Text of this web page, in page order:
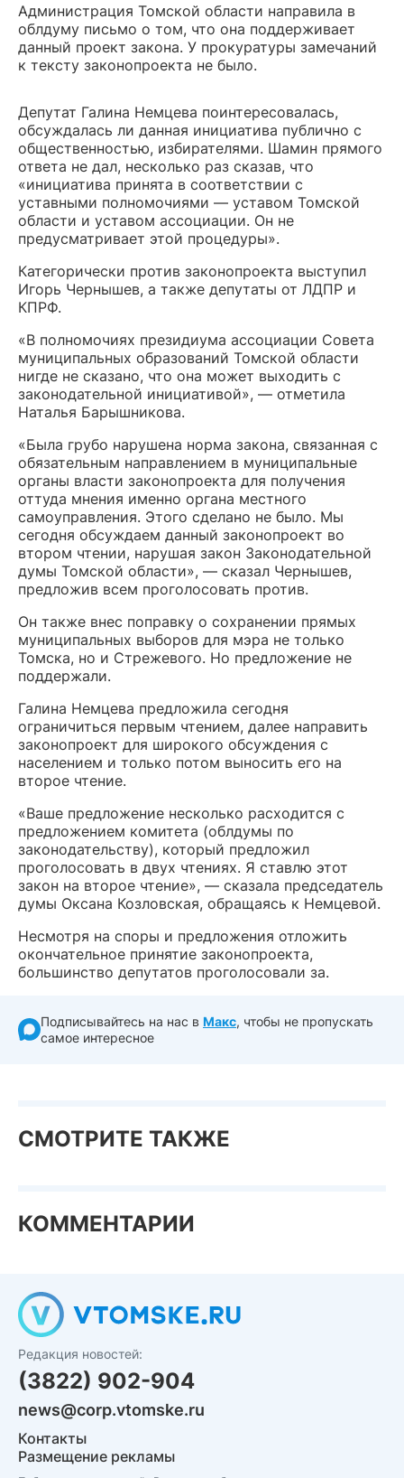
Администрация Томской области направила в
облдуму письмо о том, что она поддерживает
данный проект закона. У прокуратуры замечаний
к тексту законопроекта не было.
Депутат Галина Немцева поинтересовалась,
обсуждалась ли данная инициатива публично с
общественностью, избирателями. Шамин прямого
ответа не дал, несколько раз сказав, что
«инициатива принята в соответствии с
уставными полномочиями — уставом Томской
области и уставом ассоциации. Он не
предусматривает этой процедуры».
Категорически против законопроекта выступил
Игорь Чернышев, а также депутаты от ЛДПР и
КПРФ.
«В полномочиях президиума ассоциации Совета
муниципальных образований Томской области
нигде не сказано, что она может выходить с
законодательной инициативой», — отметила
Наталья Барышникова.
«Была грубо нарушена норма закона, связанная с
обязательным направлением в муниципальные
органы власти законопроекта для получения
оттуда мнения именно органа местного
самоуправления. Этого сделано не было. Мы
сегодня обсуждаем данный законопроект во
втором чтении, нарушая закон Законодательной
думы Томской области», — сказал Чернышев,
предложив всем проголосовать против.
Он также внес поправку о сохранении прямых
муниципальных выборов для мэра не только
Томска, но и Стрежевого. Но предложение не
поддержали.
Галина Немцева предложила сегодня
ограничиться первым чтением, далее направить
законопроект для широкого обсуждения с
населением и только потом выносить его на
второе чтение.
«Ваше предложение несколько расходится с
предложением комитета (облдумы по
законодательству), который предложил
проголосовать в двух чтениях. Я ставлю этот
закон на второе чтение», — сказала председатель
думы Оксана Козловская, обращаясь к Немцевой.
Несмотря на споры и предложения отложить
окончательное принятие законопроекта,
большинство депутатов проголосовали за.
Подписывайтесь на нас в Макс, чтобы не пропускать
самое интересное
СМОТРИТЕ ТАКЖЕ
КОММЕНТАРИИ
Редакция новостей:
(3822) 902-904
news@corp.vtomske.ru
Контакты
Размещение рекламы